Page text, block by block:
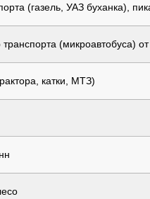
(газель, УАЗ буханка),
(микроавтобуса)
катки, МТЗ)